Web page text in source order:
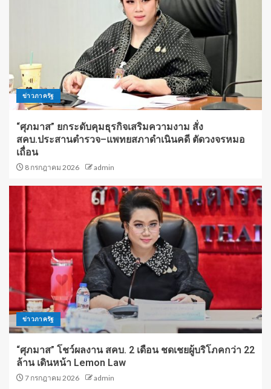
ข่าวภาครัฐ
“ศุภมาส” ยกระดับคุมธุรกิจเสริมความงาม สั่ง
สคบ.ประสานตำรวจ–แพทยสภาดำเนินคดี ตัดวงจรหมอ
เถื่อน
8 กรกฎาคม 2026 admin
ข่าวภาครัฐ
“ศุภมาส” โชว์ผลงาน สคบ. 2 เดือน ชดเชยผู้บริโภคกว่า 22
ล้าน เดินหน้า Lemon Law
7 กรกฎาคม 2026 admin